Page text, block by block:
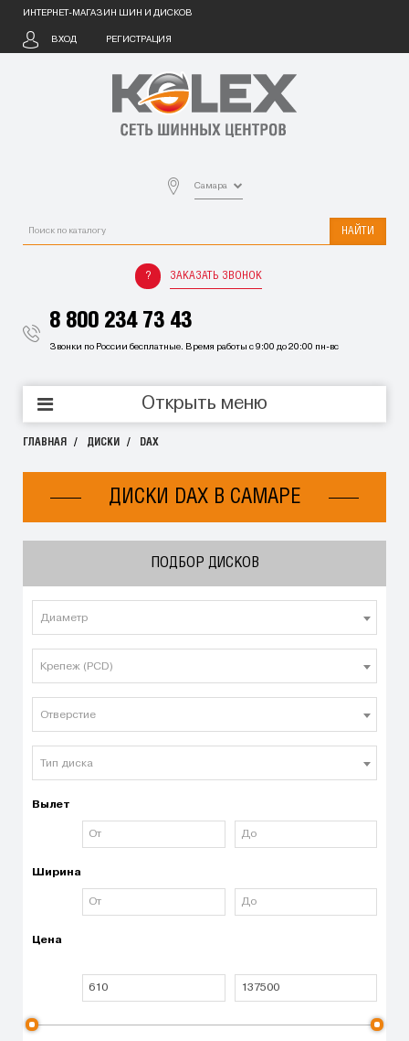
ИНТЕРНЕТ-МАГАЗИН ШИН И ДИСКОВ
ВХОД РЕГИСТРАЦИЯ
Самара
НАЙТИ
ЗАКАЗАТЬ ЗВОНОК
8 800 234 73 43
Звонки по России бесплатные. Время работы с 9:00 до 20:00 пн-вс
Открыть меню
ГЛАВНАЯ ДИСКИ DAX
ДИСКИ DAX В САМАРЕ
ПОДБОР ДИСКОВ
Диаметр
Крепеж (PCD)
Отверстие
Тип диска
Вылет
Ширина
Цена